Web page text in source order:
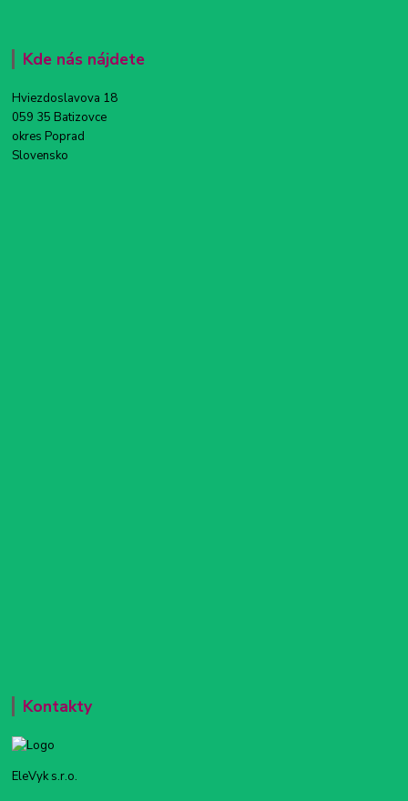
Kde nás nájdete
Hviezdoslavova 18
059 35 Batizovce
okres Poprad
Slovensko
Kontakty
EleVyk s.r.o.